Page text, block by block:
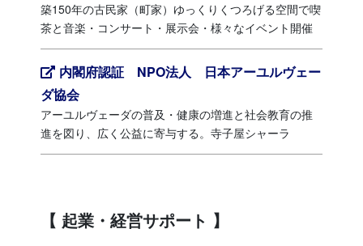
築150年の古民家（町家）ゆっくりくつろげる空間で喫
茶と音楽・コンサート・展示会・様々なイベント開催
内閣府認証 NPO法人 日本アーユルヴェー
ダ協会
アーユルヴェーダの普及・健康の増進と社会教育の推
進を図り、広く公益に寄与する。寺子屋シャーラ
起業・経営サポート